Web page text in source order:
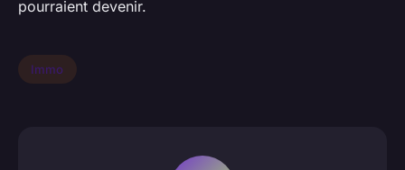
pourraient devenir.
Immo